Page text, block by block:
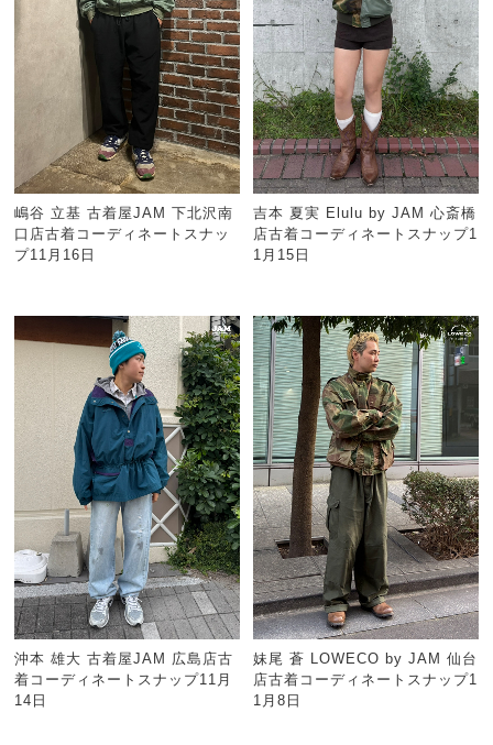
嶋谷 立基 古着屋JAM 下北沢南
口店古着コーディネートスナッ
プ11月16日
吉本 夏実 Elulu by JAM 心斎橋
店古着コーディネートスナップ1
1月15日
沖本 雄大 古着屋JAM 広島店古
着コーディネートスナップ11月
14日
妹尾 蒼 LOWECO by JAM 仙台
店古着コーディネートスナップ1
1月8日